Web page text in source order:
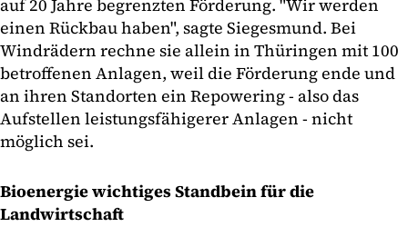
auf 20 Jahre begrenzten Förderung. "Wir werden
einen Rückbau haben", sagte Siegesmund. Bei
Windrädern rechne sie allein in Thüringen mit 100
betroffenen Anlagen, weil die Förderung ende und
an ihren Standorten ein Repowering - also das
Aufstellen leistungsfähigerer Anlagen - nicht
möglich sei.
Bioenergie wichtiges Standbein für die
Landwirtschaft